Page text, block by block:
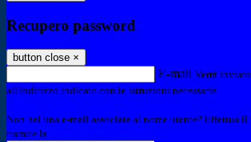
Recupero password
button close ×
E-mail Verrà
all'indirizzo indicato con le istruzioni necessarie.
Non hai una e-mail associata al nome utente? Effettua il
tramite la